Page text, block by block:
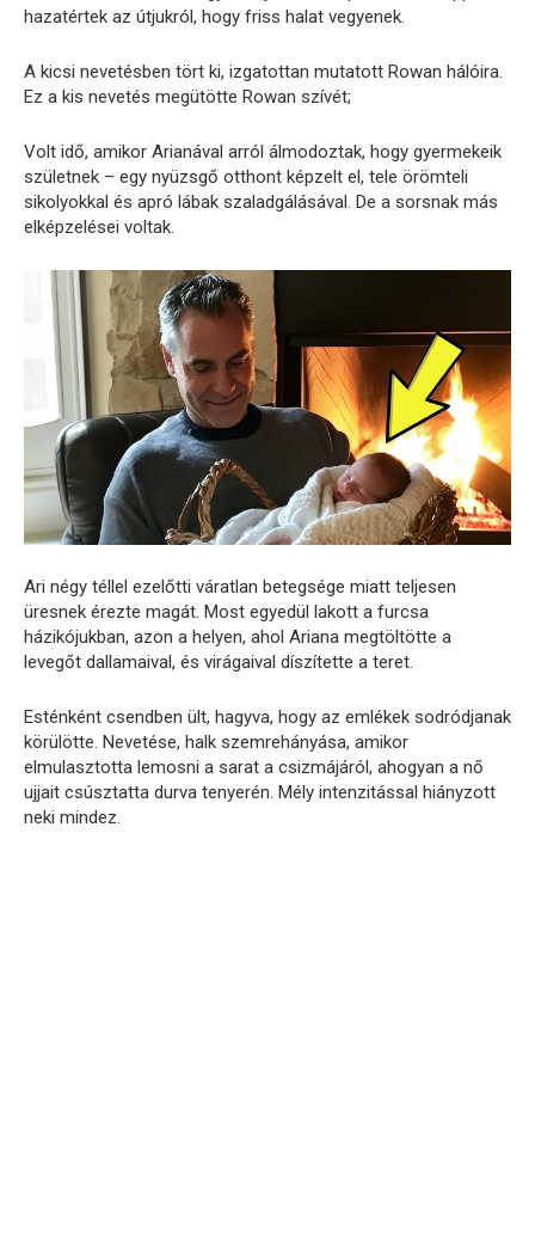
hazatértek az útjukról, hogy friss halat vegyenek.
A kicsi nevetésben tört ki, izgatottan mutatott Rowan hálóira.
Ez a kis nevetés megütötte Rowan szívét;
Volt idő, amikor Arianával arról álmodoztak, hogy gyermekeik
születnek – egy nyüzsgő otthont képzelt el, tele örömteli
sikolyokkal és apró lábak szaladgálásával. De a sorsnak más
elképzelései voltak.
Ari négy téllel ezelőtti váratlan betegsége miatt teljesen
üresnek érezte magát. Most egyedül lakott a furcsa
házikójukban, azon a helyen, ahol Ariana megtöltötte a
levegőt dallamaival, és virágaival díszítette a teret.
Esténként csendben ült, hagyva, hogy az emlékek sodródjanak
körülötte. Nevetése, halk szemrehányása, amikor
elmulasztotta lemosni a sarat a csizmájáról, ahogyan a nő
ujjait csúsztatta durva tenyerén. Mély intenzitással hiányzott
neki mindez.